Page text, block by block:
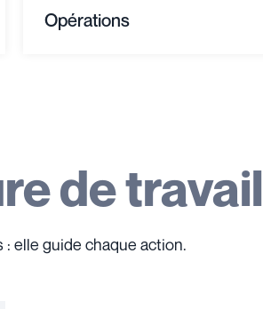
Opérations
de travail
elle guide chaque action.